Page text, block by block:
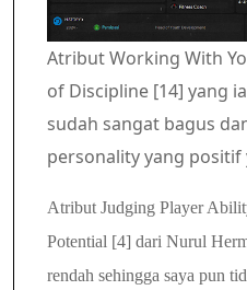
Atribut Working With
of Discipline [14] yang
sudah sangat bagus
personality yang
Atribut Judging Player
Potential [4] dari Nurul
rendah sehingga saya pun